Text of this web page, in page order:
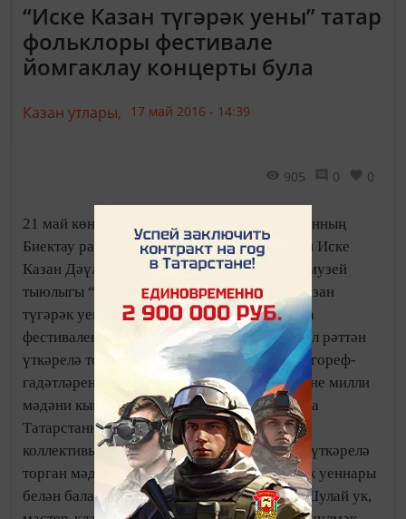
“Иске Казан түгәрәк уены” татар
фольклоры фестивале
йомгаклау концерты була
Казан утлары, 17 май 2016 - 14:39
905 0 0
21 май көнне сәгать көндезге 1 дә Татарстанның
Биектау районы Камай авылында урнашкан Иске
Казан Дәүләт тарихи-мәдәни һәм табигый музей
тыюлыгы “Музей ныгытмасы”нда “Иске Казан
түгәрәк уены” татар фольклоры республика
фестиваленең йомгаклау концерты була. 7 ел рәттән
үткәрелә торган чараның максаты — татар гореф-
гадәтләрен саклап калу, балаларны, яшьләрне милли
мәдәни кыйммәтләргә тарту. Гала-концертка
Татарстанның 29 районыннан 59 фольклор
коллективы килер дип көтелә. Ачык һавада үткәрелә
торган мәдәни чара программасында халык уеннары
белән балалар өчен мәйданчык эшләячәк. Шулай ук,